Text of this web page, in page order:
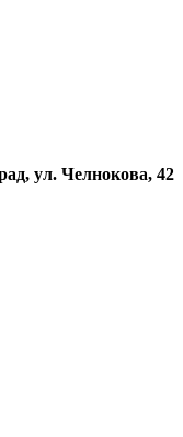
ул. Челнокова, 42